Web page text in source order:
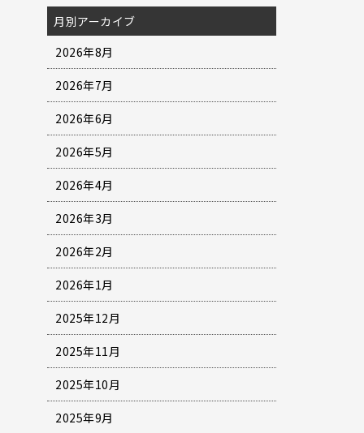
月別アーカイブ
2026年8月
2026年7月
2026年6月
2026年5月
2026年4月
2026年3月
2026年2月
2026年1月
2025年12月
2025年11月
2025年10月
2025年9月